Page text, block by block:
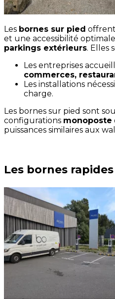
Les bornes sur pied
et une accessibilité
parkings extérieurs. Elles
Les entreprises
commerces,
Les installations
charge.
Les bornes sur pied sont
configurations monoposte
puissances similaires aux
Les bornes rapides